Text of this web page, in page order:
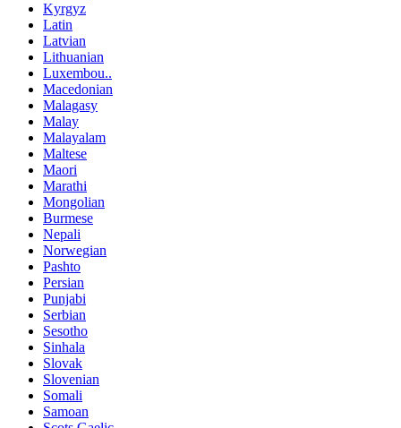
Kyrgyz
Latin
Latvian
Lithuanian
Luxembou..
Macedonian
Malagasy
Malay
Malayalam
Maltese
Maori
Marathi
Mongolian
Burmese
Nepali
Norwegian
Pashto
Persian
Punjabi
Serbian
Sesotho
Sinhala
Slovak
Slovenian
Somali
Samoan